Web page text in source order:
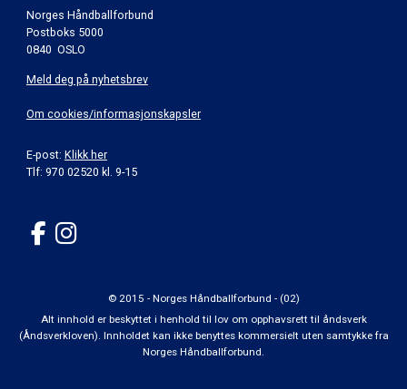
Norges Håndballforbund
Postboks 5000
0840 OSLO
Meld deg på nyhetsbrev
Om cookies/informasjonskapsler
E-post: Klikk her
Tlf: 970 02520 kl. 9-15
© 2015 - Norges Håndballforbund - (02)
Alt innhold er beskyttet i henhold til lov om opphavsrett til åndsverk
(Åndsverkloven). Innholdet kan ikke benyttes kommersielt uten samtykke fra
Norges Håndballforbund.